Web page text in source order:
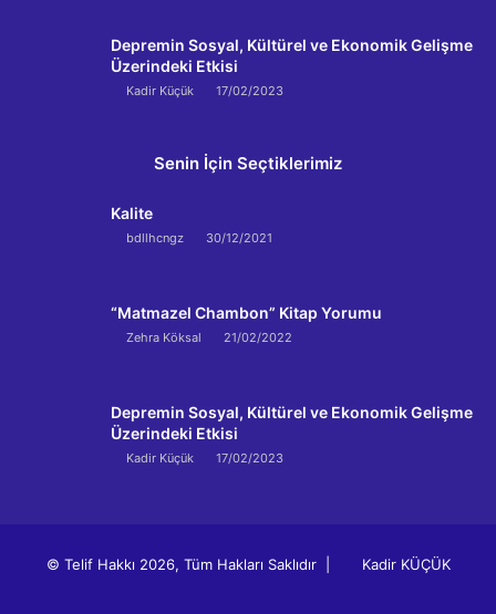
Depremin Sosyal, Kültürel ve Ekonomik Gelişme
Üzerindeki Etkisi
Kadir Küçük 17/02/2023
Senin İçin Seçtiklerimiz
Kalite
bdllhcngz 30/12/2021
“Matmazel Chambon” Kitap Yorumu
Zehra Köksal 21/02/2022
Depremin Sosyal, Kültürel ve Ekonomik Gelişme
Üzerindeki Etkisi
Kadir Küçük 17/02/2023
© Telif Hakkı 2026, Tüm Hakları Saklıdır | Kadir KÜÇÜK